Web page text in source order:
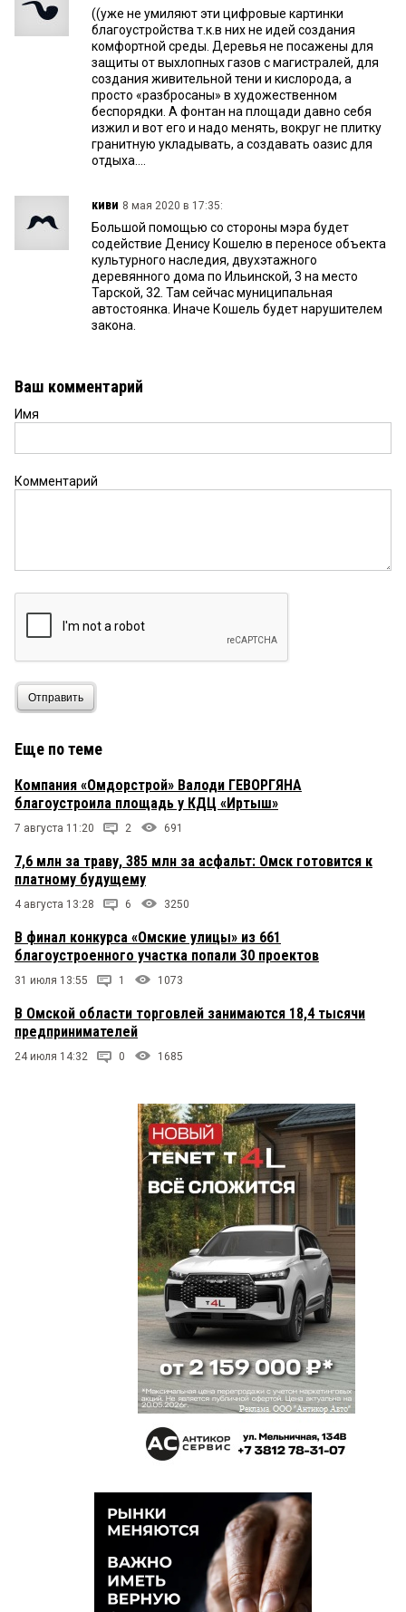
((уже не умиляют эти цифровые картинки
благоустройства т.к.в них не идей создания
комфортной среды. Деревья не посажены для
защиты от выхлопных газов с магистралей, для
создания живительной тени и кислорода, а
просто «разбросаны» в художественном
беспорядки. А фонтан на площади давно себя
изжил и вот его и надо менять, вокруг не плитку
гранитную укладывать, а создавать оазис для
отдыха....
киви 8 мая 2020 в 17:35:
Большой помощью со стороны мэра будет
содействие Денису Кошелю в переносе объекта
культурного наследия, двухэтажного
деревянного дома по Ильинской, 3 на место
Тарской, 32. Там сейчас муниципальная
автостоянка. Иначе Кошель будет нарушителем
закона.
Ваш комментарий
Имя
Комментарий
Отправить
Еще по теме
Компания «Омдорстрой» Валоди ГЕВОРГЯНА
благоустроила площадь у КДЦ «Иртыш»
7 августа 11:20 2 691
7,6 млн за траву, 385 млн за асфальт: Омск готовится к
платному будущему
4 августа 13:28 6 3250
В финал конкурса «Омские улицы» из 661
благоустроенного участка попали 30 проектов
31 июля 13:55 1 1073
В Омской области торговлей занимаются 18,4 тысячи
предпринимателей
24 июля 14:32 0 1685